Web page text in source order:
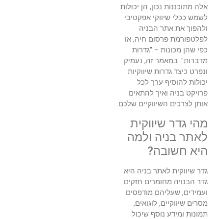
אלה מתוכננות נכון, הן יכולות
לשמש ככלי שיווקי אפקטיבי
ולהפוך את אתר הבניה
לפלטפורמת פרסום חיה, או
כפי שהן מכונות – "גדרות
מדברות". במאמר זה, נעמיק
ונפרט כיצד גדרות שיווקיות
יכולות להוסיף ערך לכל
פרויקט בניה ואיך להתאים
אותן לצרכים השיווקיים שלכם.
מהי גדר שיווקית
לאתר בניה ולמה
היא חשובה?
גדר שיווקית לאתר בניה היא
גדר הבנויה מחומרים חזקים
ועמידים, שעליהם מודפסים
מסרים שיווקיים, לוגואים,
תמונות ומידע נוסף שיכול